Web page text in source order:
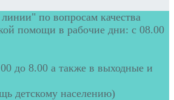
по вопросам качества
помощи в рабочие дни: с 08.00
до 8.00 а также в выходные и
детскому населению)